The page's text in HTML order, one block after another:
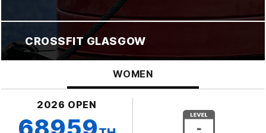
CROSSFIT GLASGOW
WOMEN
2026 OPEN